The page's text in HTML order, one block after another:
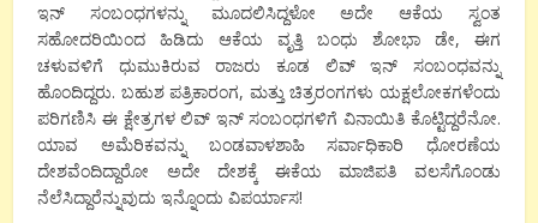
ಇನ್ ಸಂಬಂಧಗಳನ್ನು ಮೂದಲಿಸಿದ್ದಳೋ ಅದೇ ಆಕೆಯ ಸ್ವಂತ
ಸಹೋದರಿಯಿಂದ ಹಿಡಿದು ಆಕೆಯ ವೃತ್ತಿ ಬಂಧು ಶೋಭಾ ಡೇ, ಈಗ
ಚಳುವಳಿಗೆ ಧುಮುಕಿರುವ ರಾಜರು ಕೂಡ ಲಿವ್ ಇನ್ ಸಂಬಂಧವನ್ನು
ಹೊಂದಿದ್ದರು. ಬಹುಶ ಪತ್ರಿಕಾರಂಗ, ಮತ್ತು ಚಿತ್ರರಂಗಗಳು ಯಕ್ಷಲೋಕಗಳೆಂದು
ಪರಿಗಣಿಸಿ ಈ ಕ್ಷೇತ್ರಗಳ ಲಿವ್ ಇನ್ ಸಂಬಂಧಗಳಿಗೆ ವಿನಾಯಿತಿ ಕೊಟ್ಟಿದ್ದರೆನೋ.
ಯಾವ ಅಮೆರಿಕವನ್ನು ಬಂಡವಾಳಶಾಹಿ ಸರ್ವಾಧಿಕಾರಿ ಧೋರಣೆಯ
ದೇಶವೆಂದಿದ್ದಾರೋ ಅದೇ ದೇಶಕ್ಕೆ ಈಕೆಯ ಮಾಜಿಪತಿ ವಲಸೆಗೊಂಡು
ನೆಲೆಸಿದ್ದಾರೆನ್ನುವುದು ಇನ್ನೊಂದು ವಿಪರ್ಯಾಸ!